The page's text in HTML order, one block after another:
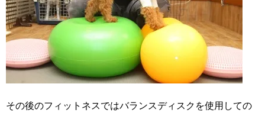
その後のフィットネスではバランスディスクを使用しての